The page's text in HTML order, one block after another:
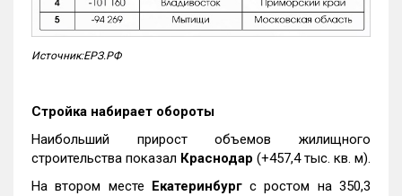
Источник:ЕРЗ.РФ
Стройка набирает обороты
Наибольший прирост объемов жилищного
строительства показал Краснодар (+457,4 тыс. кв. м).
На втором месте Екатеринбургс ростом на 350,3